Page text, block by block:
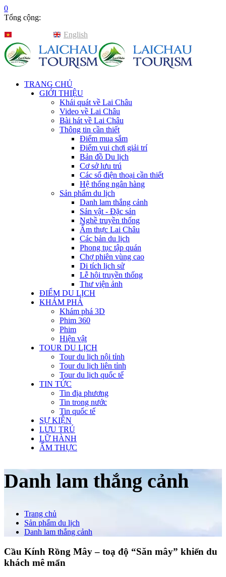
0
Tổng cộng:
English
TRANG CHỦ
GIỚI THIỆU
Khái quát về Lai Châu
Video về Lai Châu
Bài hát về Lai Châu
Thông tin cần thiết
Điểm mua sắm
Điểm vui chơi giải trí
Bản đồ Du lịch
Cơ sở lưu trú
Các số điện thoại cần thiết
Hệ thống ngân hàng
Sản phẩm du lịch
Danh lam thắng cảnh
Sản vật - Đặc sản
Nghề truyền thống
Ẩm thực Lai Châu
Các bản du lịch
Phong tục tập quán
Chợ phiên vùng cao
Di tích lịch sử
Lễ hội truyền thống
Thư viện ảnh
ĐIỂM DU LỊCH
KHÁM PHÁ
Khám phá 3D
Phim 360
Phim
Hiện vật
TOUR DU LỊCH
Tour du lịch nội tỉnh
Tour du lịch liên tỉnh
Tour du lịch quốc tế
TIN TỨC
Tin địa phương
Tin trong nước
Tin quốc tế
SỰ KIỆN
LƯU TRÚ
LỮ HÀNH
ẨM THỰC
Danh lam thắng cảnh
Trang chủ
Sản phẩm du lịch
Danh lam thắng cảnh
Cầu Kính Rồng Mây – toạ độ “Săn mây” khiến du
khách mê mẩn